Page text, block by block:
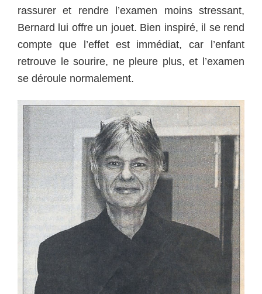
rassurer et rendre l’examen moins stressant,
Bernard lui offre un jouet. Bien inspiré, il se rend
compte que l’effet est immédiat, car l’enfant
retrouve le sourire, ne pleure plus, et l’examen
se déroule normalement.